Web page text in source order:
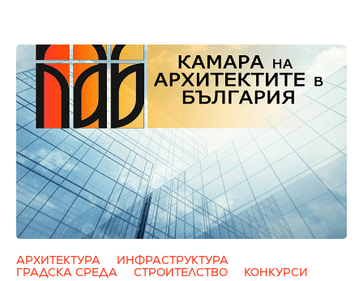
АРХИТЕКТУРА
ИНФРАСТРУКТУРА
ГРАДСКА СРЕДА
СТРОИТЕЛСТВО КОНКУРСИ